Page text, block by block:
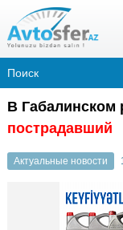
В Габалинском
пострадавший
Актуальные новости